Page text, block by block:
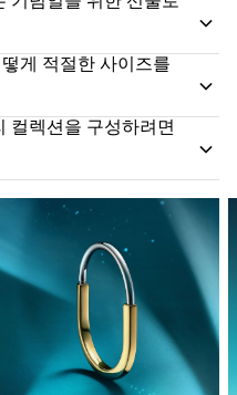
게 적절한 사이즈를
컬렉션을 구성하려면